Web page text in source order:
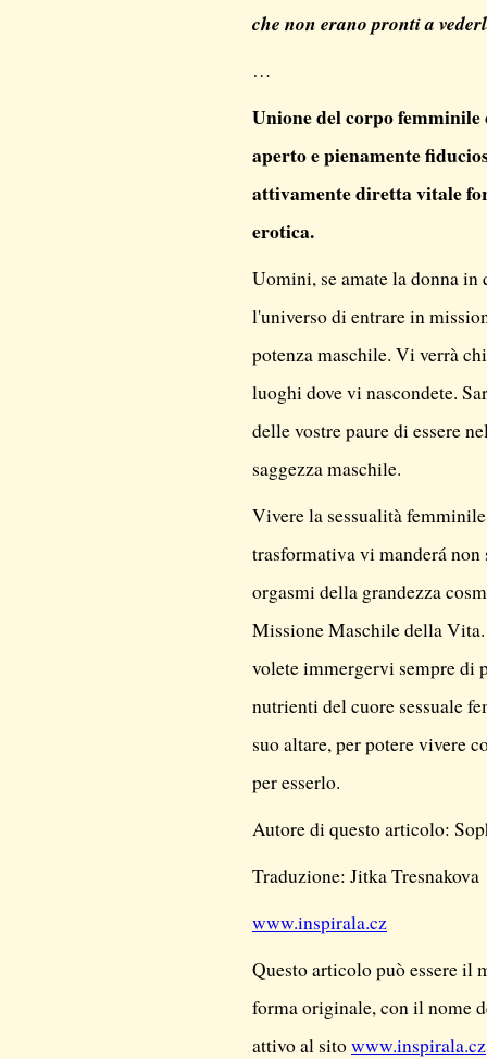
che non erano pronti a
…
Unione del corpo
aperto e pienamente
attivamente diretta vitale
erotica.
Uomini, se amate la donna in
l'universo di entrare in
potenza maschile. Vi verrà
luoghi dove vi nascondete.
delle vostre paure di essere
saggezza maschile.
Vivere la sessualità
trasformativa vi manderá
orgasmi della grandezza
Missione Maschile della
volete immergervi sempre di
nutrienti del cuore sessuale
suo altare, per potere vivere
per esserlo.
Autore di questo articolo:
Traduzione: Jitka Tresnakova
www.inspirala.cz
Questo articolo può essere il
forma originale, con il nome
attivo al sitowww.inspirala.cz